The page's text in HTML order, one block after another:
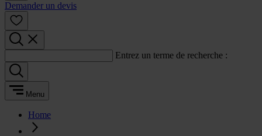
Demander un devis
Entrez un terme de recherche :
Menu
Home